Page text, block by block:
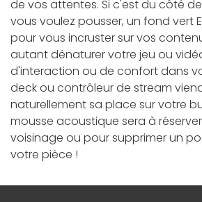
de vos attentes. Si c'est du côté
vous voulez pousser, un fond vert
pour vous incruster sur vos
autant dénaturer votre jeu ou
d'interaction ou de confort dans
deck ou contrôleur de stream
naturellement sa place sur votre
mousse acoustique sera à
voisinage ou pour supprimer un
votre pièce !